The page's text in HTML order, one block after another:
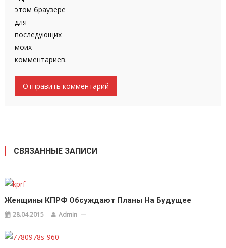
этом браузере
для
последующих
моих
комментариев.
СВЯЗАННЫЕ ЗАПИСИ
Женщины КПРФ Обсуждают Планы На Будущее
28.04.2015 Admin